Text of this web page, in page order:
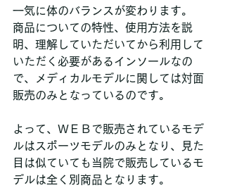
一気に体のバランスが変わります。
商品についての特性、使用方法を説
明、理解していただいてから利用して
いただく必要があるインソールなの
で、メディカルモデルに関しては対面
販売のみとなっているのです。
よって、ＷＥＢで販売されているモデ
ルはスポーツモデルのみとなり、見た
目は似ていても当院で販売しているモ
デルは全く別商品となります。